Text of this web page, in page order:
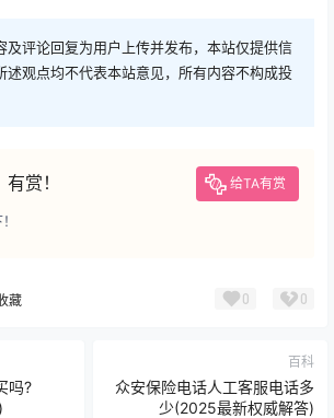
及评论回复为用户上传并发布，本站仅提供信
述观点均不代表本站意见，所有内容不构成投
赏！ 给TA有赏
藏 0 0
吗?
百科
众安保险电话人工客服电话多
少(2025最新权威解答)